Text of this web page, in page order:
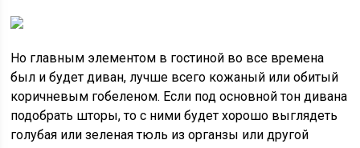
Но главным элементом в гостиной во все времена
был и будет диван, лучше всего кожаный или обитый
коричневым гобеленом. Если под основной тон дивана
подобрать шторы, то с ними будет хорошо выглядеть
голубая или зеленая тюль из органзы или другой